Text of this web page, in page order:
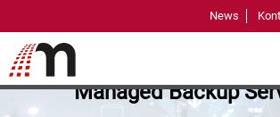
News
Die Rolle von
Managed Backup